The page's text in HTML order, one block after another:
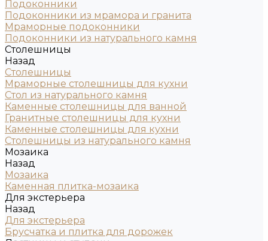
Подоконники
Подоконники из мрамора и гранита
Мраморные подоконники
Подоконники из натурального камня
Столешницы
Назад
Столешницы
Мраморные столешницы для кухни
Стол из натурального камня
Каменные столешницы для ванной
Гранитные столешницы для кухни
Каменные столешницы для кухни
Столешницы из натурального камня
Мозаика
Назад
Мозаика
Каменная плитка-мозаика
Для экстерьера
Назад
Для экстерьера
Брусчатка и плитка для дорожек